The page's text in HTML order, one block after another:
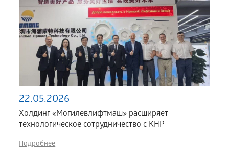
22.05.2026
Холдинг «Могилевлифтмаш» расширяет
технологическое сотрудничество с КНР
Подробнее